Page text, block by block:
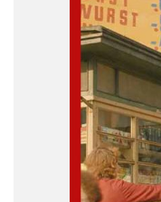
FORMAT
9788723505743